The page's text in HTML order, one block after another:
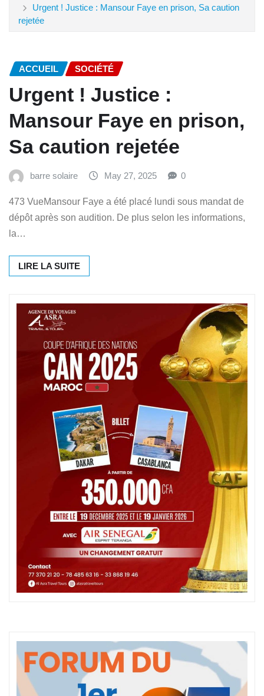
Urgent ! Justice : Mansour Faye en prison, Sa caution
rejetée
ACCUEIL SOCIÉTÉ
Urgent ! Justice :
Mansour Faye en prison,
Sa caution rejetée
barre solaire May 27, 2025 0
473 VueMansour Faye a été placé lundi sous mandat de
dépôt après son audition. De plus selon les informations,
la…
LIRE LA SUITE